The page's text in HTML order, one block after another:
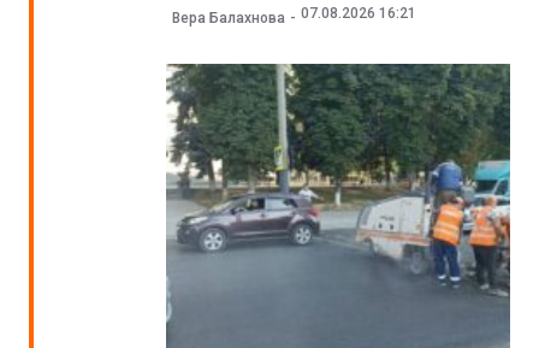
Вера Балахнова 07.08.2026 16:21